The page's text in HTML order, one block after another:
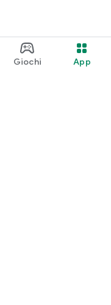
Giochi App